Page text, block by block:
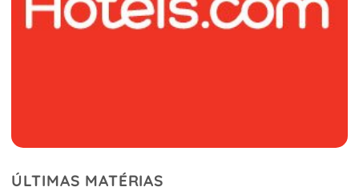
ÚLTIMAS MATÉRIAS